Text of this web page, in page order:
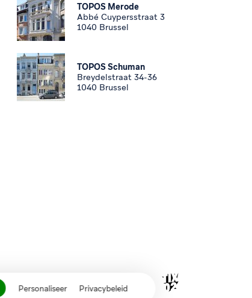
TOPOS Merode
Abbé Cuypersstraat 3
1040 Brussel
TOPOS Schuman
Breydelstraat 34-36
1040 Brussel
Personaliseer Privacybeleid